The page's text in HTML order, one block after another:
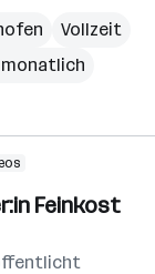
Vollzeit
monatlich
Feinkost